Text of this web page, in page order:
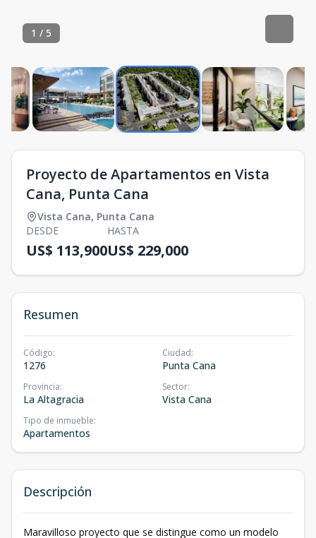
1 / 5
Proyecto de Apartamentos en Vista
Cana, Punta Cana
Vista Cana, Punta Cana
DESDE
US$ 113,900
HASTA
US$ 229,000
Resumen
Código:
1276
Ciudad:
Punta Cana
Provincia:
La Altagracia
Sector:
Vista Cana
Tipo de inmueble:
Apartamentos
Descripción
Maravilloso proyecto que se distingue como un modelo